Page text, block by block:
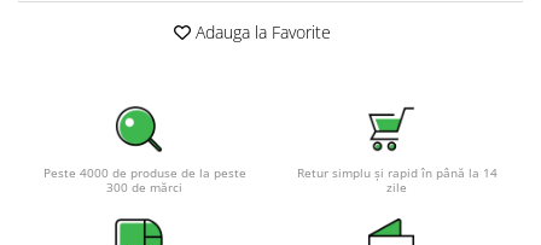
Sisteme fotovoltaice de putere
mica (rulota/caravan/case de
vacanta)
Sisteme fotovoltaice profesionale
Pachete sisteme fotovoltaice
Adauga la Favorite
Peste 4000 de produse de la peste
300 de mărci
Retur simplu și rapid în până la 14
zile